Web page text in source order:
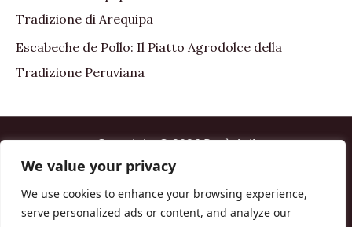
We value your privacy
We use cookies to enhance your browsing experience,
serve personalized ads or content, and analyze our
Tradizione di Arequipa
Escabeche de Pollo: Il Piatto Agrodolce della
Tradizione Peruviana
Copyright © 2026 Perù Asi!
Home
About me
Contact us